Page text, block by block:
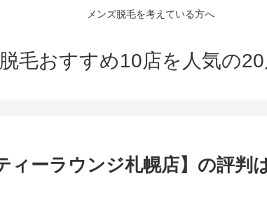
メンズ脱毛を考えている方へ
毛おすすめ10店を人気の
ーラウンジ札幌店】の評判